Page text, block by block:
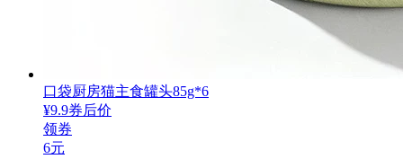
口袋厨房猫主食罐头85g*6
¥9.9券后价
领券
6元